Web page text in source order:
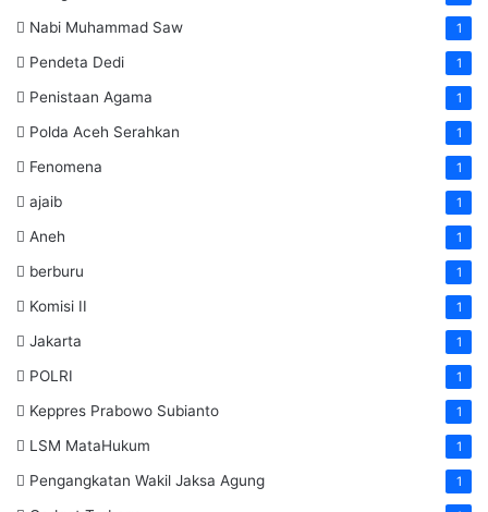
Nabi Muhammad Saw 1
Pendeta Dedi 1
Penistaan Agama 1
Polda Aceh Serahkan 1
Fenomena 1
ajaib 1
Aneh 1
berburu 1
Komisi II 1
Jakarta 1
POLRI 1
Keppres Prabowo Subianto 1
LSM MataHukum 1
Pengangkatan Wakil Jaksa Agung 1